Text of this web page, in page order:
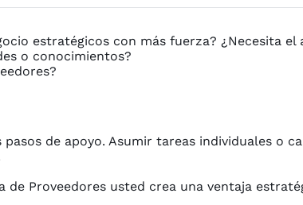
estratégicos con más fuerza? ¿Necesita
o conocimientos?
de apoyo. Asumir tareas individuales o
Proveedores usted crea una ventaja